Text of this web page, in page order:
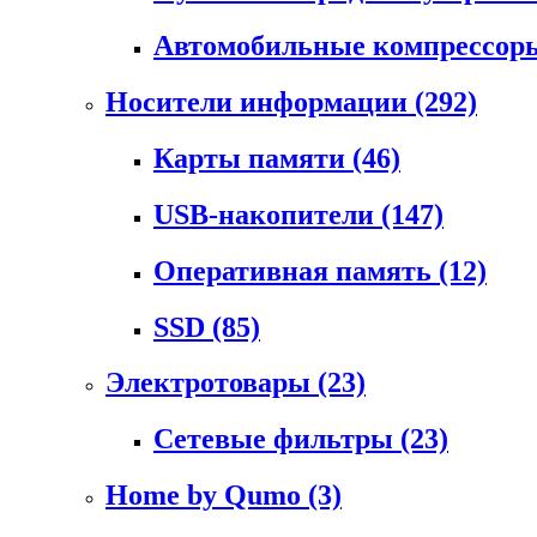
Автомобильные
Носители информации (292)
Карты памяти (46)
USB-накопители (147)
Оперативная память (12)
SSD (85)
Электротовары (23)
Сетевые фильтры (23)
Home by Qumo (3)